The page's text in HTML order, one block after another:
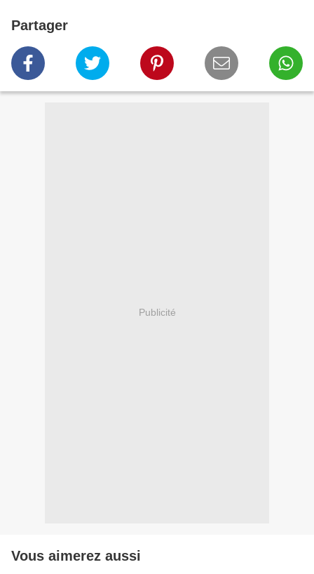
Partager
Publicité
Vous aimerez aussi